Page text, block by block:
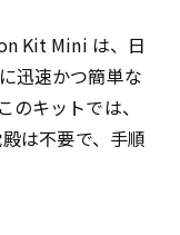
Kit Mini は、日
迅速かつ簡単な
キットでは、
は不要で、手順